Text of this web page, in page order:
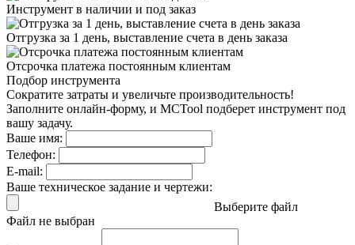
Инструмент в наличии и под заказ
Отгрузка за 1 день, выставление счета в день заказа
Отсрочка платежа постоянным клиентам
Подбор инструмента
Сократите затраты и увеличьте производительность!
Заполните онлайн-форму, и MCTool подберет инструмент под
вашу задачу.
Ваше имя:
Телефон:
E-mail:
Ваше техническое задание и чертежи:
Выберите файл
Файл не выбран